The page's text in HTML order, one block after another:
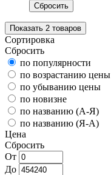
Сбросить
Показать 2 товаров
Сортировка
Сбросить
по популярности
по возрастанию цены
по убыванию цены
по новизне
по названию (А-Я)
по названию (Я-А)
Цена
Сбросить
От
До